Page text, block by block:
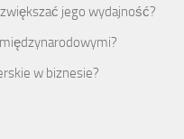
jego wydajność?
w biznesie?